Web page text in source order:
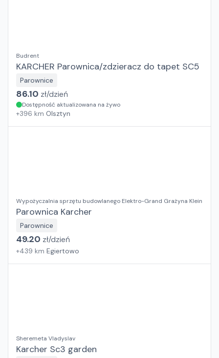
Budrent
KARCHER Parownica/zdzieracz do tapet SC5
Parownice
86.10 zł/dzień
Dostępność aktualizowana na żywo
+396 km Olsztyn
Wypożyczalnia sprzętu budowlanego Elektro-Grand Grażyna Klein
Parownica Karcher
Parownice
49.20 zł/dzień
+439 km Egiertowo
Sheremeta Vladyslav
Karcher Sc3 garden